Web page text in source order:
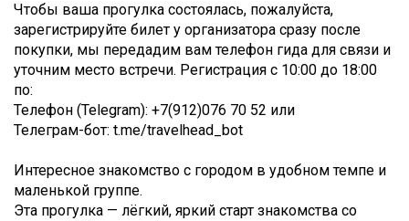
Чтобы ваша прогулка состоялась, пожалуйста,
зарегистрируйте билет у организатора сразу после
покупки, мы передадим вам телефон гида для связи и
уточним место встречи. Регистрация с 10:00 до 18:00
по:
Телефон (Telegram): +7(912)076 70 52 или
Телеграм-бот: t.me/travelhead_bot
Интересное знакомство с городом в удобном темпе и
маленькой группе.
Эта прогулка — лёгкий, яркий старт знакомства со